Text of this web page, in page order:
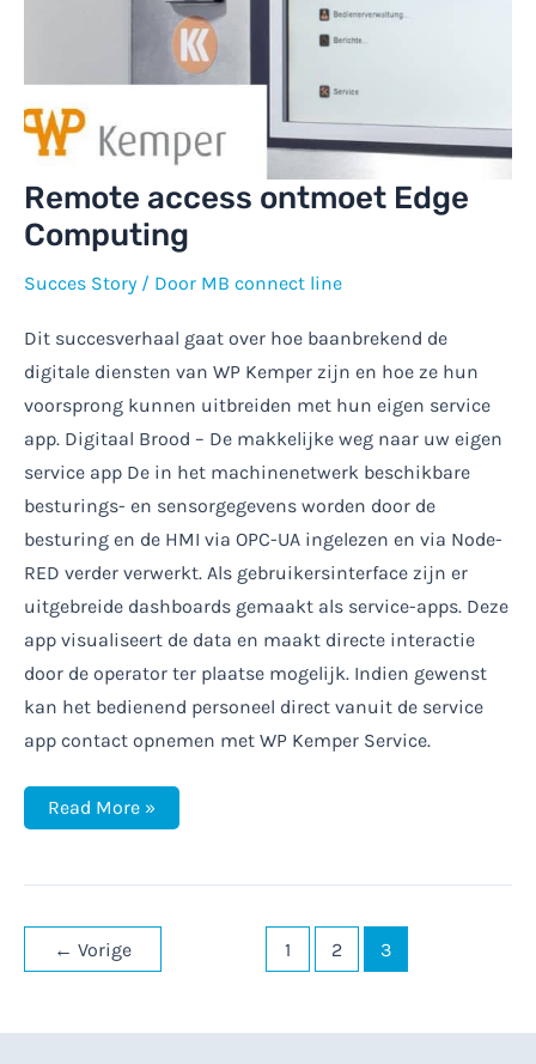
Remote access ontmoet Edge
Computing
Succes Story / Door MB connect line
Dit succesverhaal gaat over hoe baanbrekend de
digitale diensten van WP Kemper zijn en hoe ze hun
voorsprong kunnen uitbreiden met hun eigen service
app. Digitaal Brood – De makkelijke weg naar uw eigen
service app De in het machinenetwerk beschikbare
besturings- en sensorgegevens worden door de
besturing en de HMI via OPC-UA ingelezen en via Node-
RED verder verwerkt. Als gebruikersinterface zijn er
uitgebreide dashboards gemaakt als service-apps. Deze
app visualiseert de data en maakt directe interactie
door de operator ter plaatse mogelijk. Indien gewenst
kan het bedienend personeel direct vanuit de service
app contact opnemen met WP Kemper Service.
Remote
access
Computing
Read More »
← Vorige 1 2 3